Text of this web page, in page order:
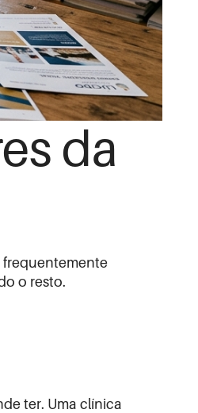
da
frequentemente
o resto.
ter. Uma clínica